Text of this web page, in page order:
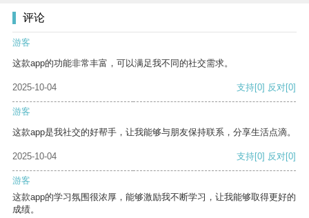
评论
游客
这款app的功能非常丰富，可以满足我不同的社交需求。
2025-10-04 支持[0] 反对[0]
游客
这款app是我社交的好帮手，让我能够与朋友保持联系，分享生活点滴。
2025-10-04 支持[0] 反对[0]
游客
这款app的学习氛围很浓厚，能够激励我不断学习，让我能够取得更好的
成绩。